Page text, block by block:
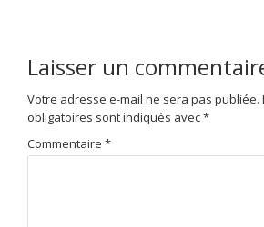
Laisser un
Votre adresse e-mail ne sera pas publiée.
obligatoires sont indiqués avec*
Commentaire *